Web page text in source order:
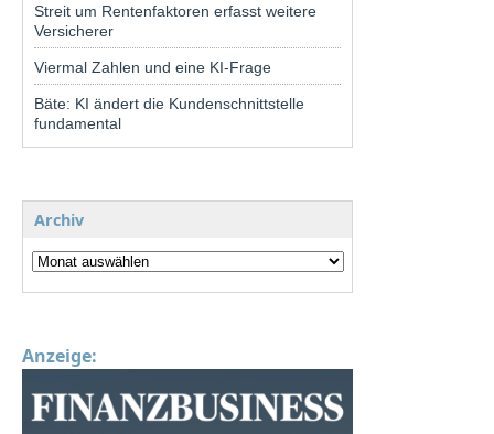
Streit um Rentenfaktoren erfasst weitere
Versicherer
Viermal Zahlen und eine KI-Frage
Bäte: KI ändert die Kundenschnittstelle
fundamental
Archiv
Anzeige: